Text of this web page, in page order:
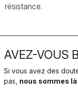
résistance.
AVEZ-VOUS
Si vous avez des
pas, nous sommes